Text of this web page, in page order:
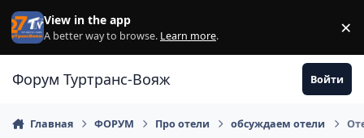
Перейти к содержанию
View in the app
A better way to browse. Learn more. ×
Форум Туртранс-Вояж Войти
Главная ФОРУМ Про отели обсуждаем отели